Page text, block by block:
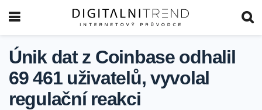
Únik dat z Coinbase odhalil
69 461 uživatelů, vyvolal
regulační reakci